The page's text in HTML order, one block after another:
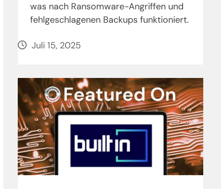
was nach Ransomware-Angriffen und
fehlgeschlagenen Backups funktioniert.
Juli 15, 2025